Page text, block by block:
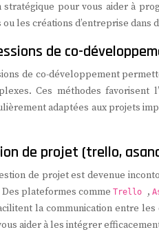
stratégique pour vous aider à
les créations d’entreprise dans
de co-
de co-développement
Ces méthodes favorisent
adaptées aux projets
de projet (trello,
de projet est devenue
plateformes commeTrello ,
la communication entre
aider à les intégrer